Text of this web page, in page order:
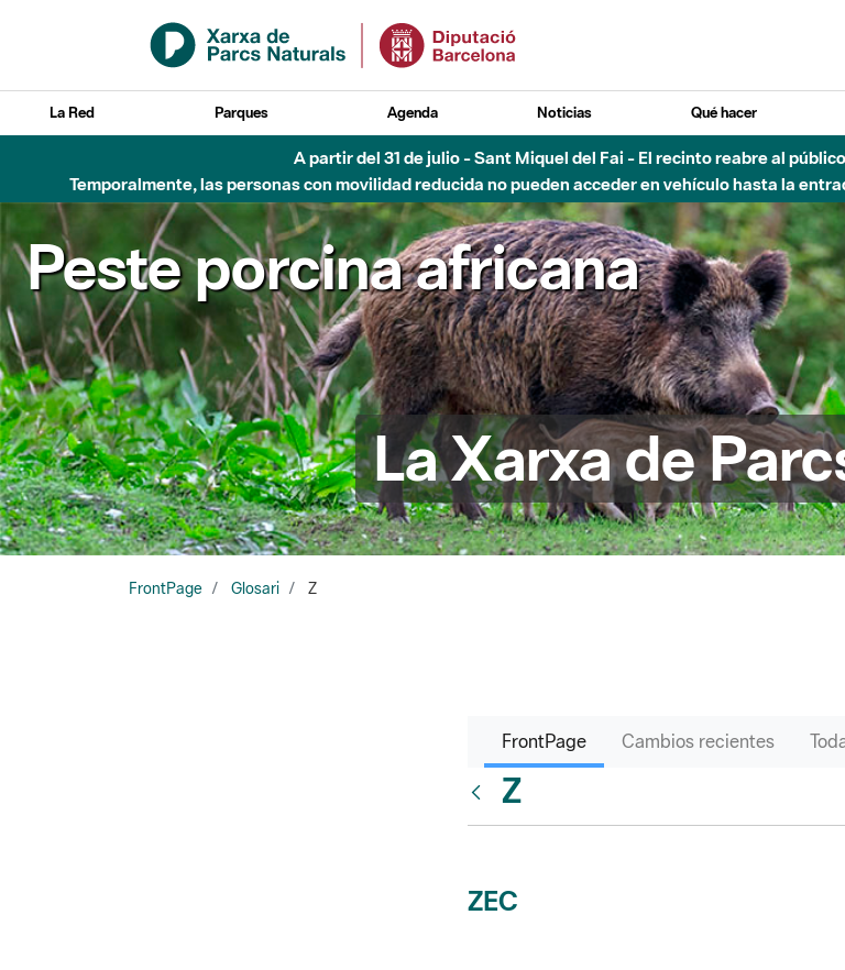
Saltar al contenido principal
La Red Parques Agenda Noticias Qué hacer
A partir del 31 de julio - Sant Miquel del Fai - El recinto reabre al
Temporalmente, las personas con movilidad reducida no pueden acceder en vehículo hasta la
Peste porcina africana
La Xarxa de
FrontPage Glosari Z
FrontPage Cambios recientes
Z
ZEC